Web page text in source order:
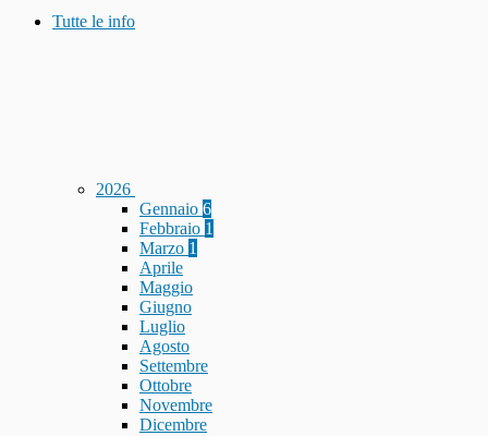
Tutte le info
2026
Gennaio 6
Febbraio 1
Marzo 1
Aprile
Maggio
Giugno
Luglio
Agosto
Settembre
Ottobre
Novembre
Dicembre